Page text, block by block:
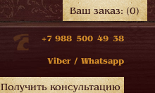
Ваш заказ:(0)
+7 988 500 49 38
Viber / Whatsapp
Получить консультацию